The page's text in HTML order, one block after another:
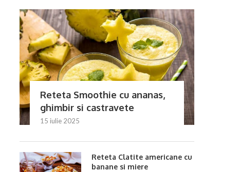
Reteta Smoothie cu ananas,
ghimbir si castravete
15 iulie 2025
Reteta Clatite americane cu
banane si miere